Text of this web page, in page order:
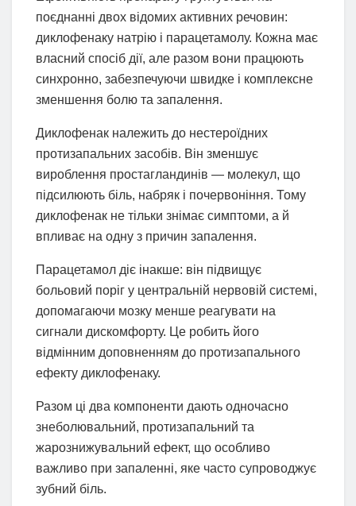
поєднанні двох відомих активних речовин:
диклофенаку натрію і парацетамолу. Кожна має
власний спосіб дії, але разом вони працюють
синхронно, забезпечуючи швидке і комплексне
зменшення болю та запалення.
Диклофенак належить до нестероїдних
протизапальних засобів. Він зменшує
вироблення простагландинів — молекул, що
підсилюють біль, набряк і почервоніння. Тому
диклофенак не тільки знімає симптоми, а й
впливає на одну з причин запалення.
Парацетамол діє інакше: він підвищує
больовий поріг у центральній нервовій системі,
допомагаючи мозку менше реагувати на
сигнали дискомфорту. Це робить його
відмінним доповненням до протизапального
ефекту диклофенаку.
Разом ці два компоненти дають одночасно
знеболювальний, протизапальний та
жарознижувальний ефект, що особливо
важливо при запаленні, яке часто супроводжує
зубний біль.